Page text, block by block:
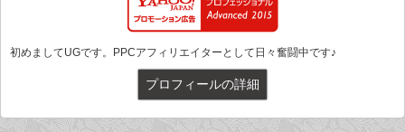
初めましてUGです。PPCアフィリエイターとして日々奮闘中です♪
プロフィールの詳細